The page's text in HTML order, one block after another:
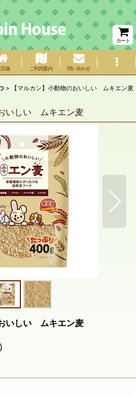
カート
舗 ご利用案内 問い合わせ
> 【マルカン】小動物のおいしい ムキエン麦
いしい ムキエン麦
いしい ムキエン麦